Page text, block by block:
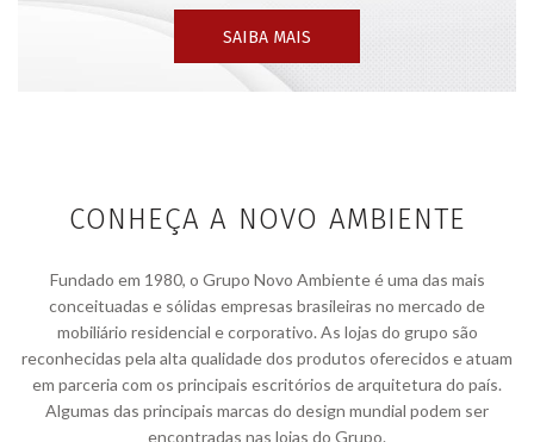
SAIBA MAIS
CONHEÇA A NOVO AMBIENTE
Fundado em 1980, o Grupo Novo Ambiente é uma das mais
conceituadas e sólidas empresas brasileiras no mercado de
mobiliário residencial e corporativo. As lojas do grupo são
reconhecidas pela alta qualidade dos produtos oferecidos e atuam
em parceria com os principais escritórios de arquitetura do país.
Algumas das principais marcas do design mundial podem ser
encontradas nas lojas do Grupo.